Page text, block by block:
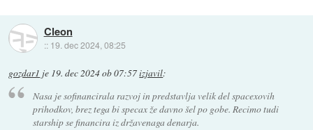
Cleon
:: 19. dec 2024, 08:25
gozdar1 je 19. dec 2024 ob 07:57izjavil:
Nasa je sofinancirala razvoj in predstavlja velik del spacexovih
prihodkov, brez tega bi specax že davno šel po gobe. Recimo tudi
starship se financira iz državenaga denarja.